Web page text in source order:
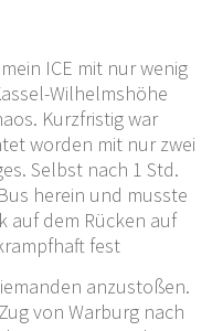
ICE mit nur wenig
Wilhelmshöhe
Kurzfristig war
worden mit nur zwei
Selbst nach 1 Std.
herein und musste
auf dem Rücken auf
fest
anzustoßen.
von Warburg nach